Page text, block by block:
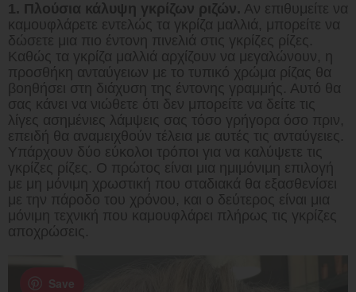
1. Πλούσια κάλυψη γκρίζων ριζών. Αν επιθυμείτε να
καμουφλάρετε εντελώς τα γκρίζα μαλλιά, μπορείτε να
δώσετε μια πιο έντονη πινελιά στις γκρίζες ρίζες.
Καθώς τα γκρίζα μαλλιά αρχίζουν να μεγαλώνουν, η
προσθήκη ανταύγειων με το τυπικό χρώμα ρίζας θα
βοηθήσει στη διάχυση της έντονης γραμμής. Αυτό θα
σας κάνει να νιώθετε ότι δεν μπορείτε να δείτε τις
λίγες ασημένιες λάμψεις σας τόσο γρήγορα όσο πριν,
επειδή θα αναμειχθούν τέλεια με αυτές τις ανταύγειες.
Υπάρχουν δύο εύκολοι τρόποι για να καλύψετε τις
γκρίζες ρίζες. Ο πρώτος είναι μια ημιμόνιμη επιλογή
με μη μόνιμη χρωστική που σταδιακά θα εξασθενίσει
με την πάροδο του χρόνου, και ο δεύτερος είναι μια
μόνιμη τεχνική που καμουφλάρει πλήρως τις γκρίζες
αποχρώσεις.
Save